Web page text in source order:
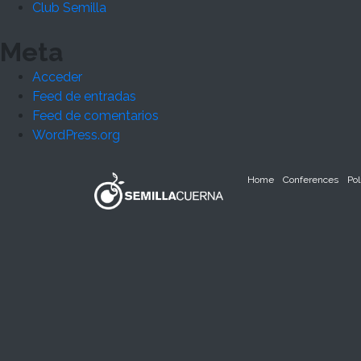
Club Semilla
Meta
Acceder
Feed de entradas
Feed de comentarios
WordPress.org
Home Conferences